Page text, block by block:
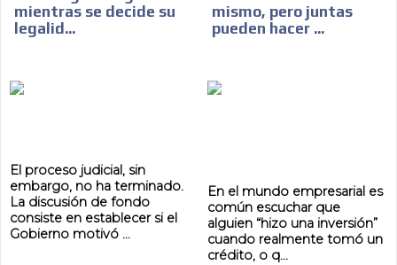
mientras se decide su
legalid...
El proceso judicial, sin
embargo, no ha terminado.
La discusión de fondo
consiste en establecer si el
Gobierno motivó ...
mismo, pero juntas
pueden hacer ...
En el mundo empresarial es
común escuchar que
alguien “hizo una inversión”
cuando realmente tomó un
crédito, o q...